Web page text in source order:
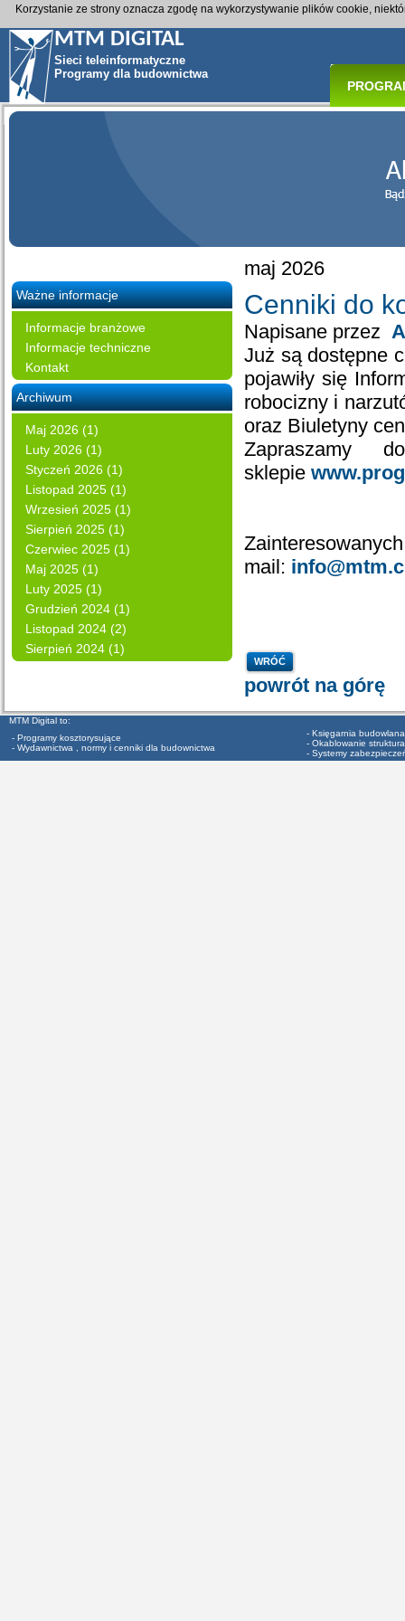
MTM DIGITAL
Sieci teleinformatyczne
Programy dla budownictwa
Ważne informacje
Informacje branżowe
Informacje techniczne
Kontakt
Archiwum
Maj 2026 (1)
Luty 2026 (1)
Styczeń 2026 (1)
Listopad 2025 (1)
Wrzesień 2025 (1)
Sierpień 2025 (1)
Czerwiec 2025 (1)
Maj 2025 (1)
Luty 2025 (1)
Grudzień 2024 (1)
Listopad 2024 (2)
Sierpień 2024 (1)
maj 2026
Cenniki do
Napisane przez
Już są dostępne
pojawiły się
robocizny i
oraz Biuletyny
Zapraszamy
sklepie
mail:
WRÓĆ
powrót na górę
MTM Digital to:
- Programy kosztorysujące
- Wydawnictwa , normy i cenniki dla budownictwa
- Księgarnia budowlana
- Okablowanie
- Systemy
Korzystanie ze strony oznacza zgodę na wykorzystywanie plików cookie,